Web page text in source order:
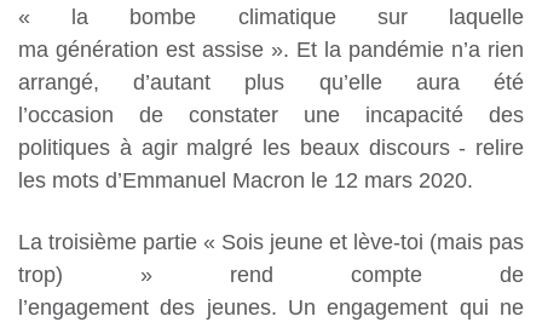
« la bombe climatique sur laquelle
ma génération est assise ». Et la pandémie n’a rien
arrangé, d’autant plus qu’elle aura été
l’occasion de
constater une incapacité des
politiques à agir malgré les beaux discours - relire
les mots d’Emmanuel Macron le 12 mars 2020.
La troisième partie « Sois jeune et lève-toi (mais pas
trop) » rend compte de
l’engagement des jeunes. Un engagement qui ne